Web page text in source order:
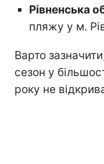
Рівненська
пляжу у м.
Варто
сезон у
року не